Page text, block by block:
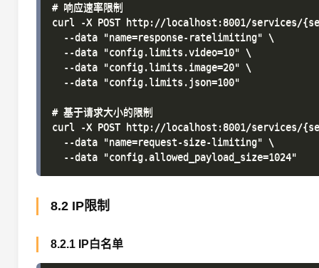
# 响应速率限制
curl -X POST http://localhost:8001/services/
  --data "name=response-ratelimiting" \
  --data "config.limits.video=10" \
  --data "config.limits.image=20" \
  --data "config.limits.json=100"
# 基于请求大小的限制
curl -X POST http://localhost:8001/services/
  --data "name=request-size-limiting" \
8.2 IP限制
8.2.1 IP白名单